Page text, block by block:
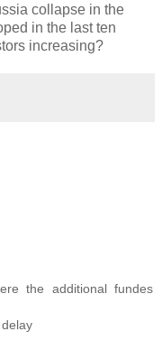
collapse in the
in the last ten
increasing?
the additional fundes